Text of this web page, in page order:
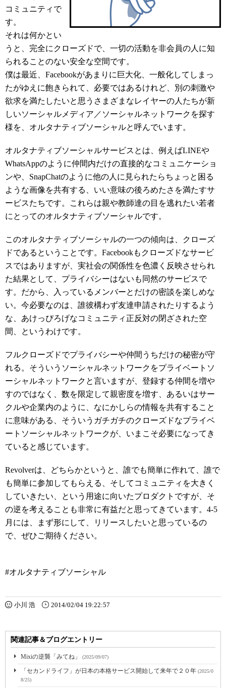
コミュニティで
す。
それは何かとい
うと、完全にクローズドで、一切の活動を非会員の人に知
られることのない安全な空間です。
僕は最近、Facebookがあまりに巨大化、一般化してしまっ
たがゆえに飽きられて、必要ではあるけれど、別の刺激や
欲求を満たしたいと思うさまざまなレイヤーの人たちが新
しいソーシャルメディア／ソーシャルネットワークを探す
様を、オルタナティブソーシャルと呼んでいます。
オルタナティブソーシャルサービスとは、例えばLINEや
WhatsAppのように仲間内だけの直接的なコミュニケーショ
ンや、SnapChatのように他の人に見られたらちょっと困る
ような画像を共有する、いい意味の後ろめたさを満たすサ
ービスたちです。これらは親や教師達の目を逃れたい若者
にとってのオルタナティブソーシャルです。
このオルタナティブソーシャルの一つの傾向は、クローズ
ドであるということです。Facebookもクローズドなサービ
スではありますが、実社会の関係性を色濃く反映させられ
た結果として、プライバシーはないも同然のサービスで
す。だから、入っているメンバーとだけの密談を楽しめな
い。今必要なのは、誰彼構わず友達申請されたりするよう
な、あけっぴろげなコミュニティ正反対の閉ざされた空
間、というわけです。
フルクローズドでプライバシーや仲間うちだけの秘密が守
れる。そういうソーシャルネットワークをプライベートソ
ーシャルネットワークと言いますが、登録する仲間を増や
すのではなく、数を限定して親密度を増す、あるいはサー
クルや企業内のように、なにかしらの情報を共有すること
に意味がある、そういうガチガチのクローズドなプライベ
ートソーシャルネットワークが、いまこそ必要になってき
ていると感じています。
Revolverは、どちらかというと、誰でも簡単に作れて、誰で
も簡単に参加してもらえる、そしてコミュニティを大きく
していきたい、という用途に向いたプロダクトですが、そ
の逆を考えることも非常に有益だと思ってきています。4-5
月には、まず形にして、リリースしたいと思っているの
で、ぜひご期待ください。
#オルタナティブソーシャル
小川 浩 2014/02/04 19:22:57
関連記事＆ブログエントリー
Mixiの逆襲「みてね」 (2025/09/07)
「セカンドライフ」が日本の本格サービス開始して来年で２０年 (2025/0
8/25)